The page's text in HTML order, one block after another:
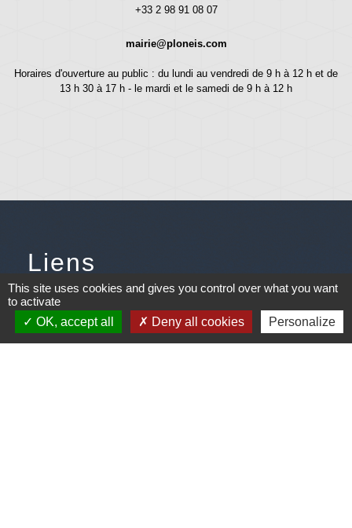
+33 2 98 91 08 07
mairie@ploneis.com
Horaires d'ouverture au public : du lundi au vendredi de 9 h à 12 h et de
13 h 30 à 17 h - le mardi et le samedi de 9 h à 12 h
Liens
Météo
Ouest France
This site uses cookies and gives you control over what you want
to activate
OK, accept all
Deny all cookies Personalize